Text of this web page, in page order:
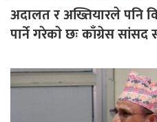
अदालत र अख्तियारले पनि
पार्ने गरेकाे छः काँग्रेस सांसद